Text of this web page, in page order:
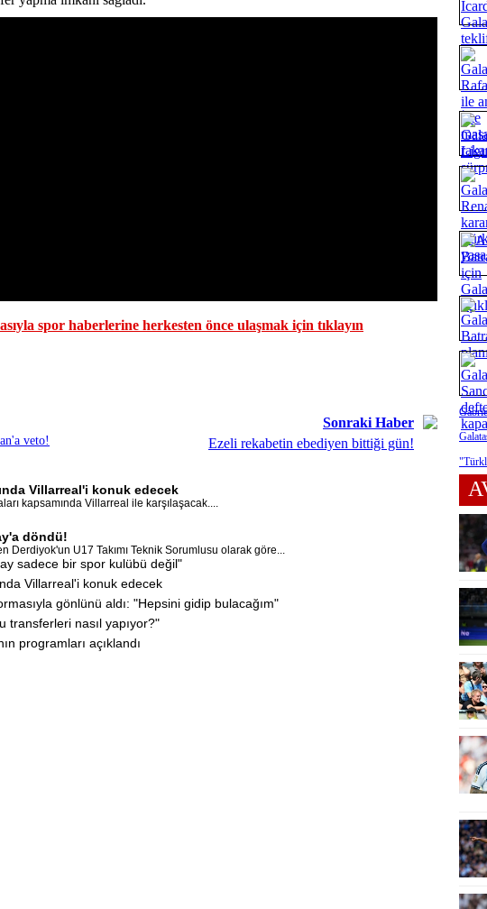
spor haberlerine herkesten önce ulaşmak için tıklayın
veto!
Sonraki Haber
Ezeli rekabetin ebediyen bittiği gün!
Villarreal'i konuk edecek
kapsamında Villarreal ile karşılaşacak....
döndü!
Derdiyok'un U17 Takımı Teknik Sorumlusu olarak göre...
sadece bir spor kulübü değil"
Villarreal'i konuk edecek
gönlünü aldı: "Hepsini gidip bulacağım"
transferleri nasıl yapıyor?"
programları açıklandı